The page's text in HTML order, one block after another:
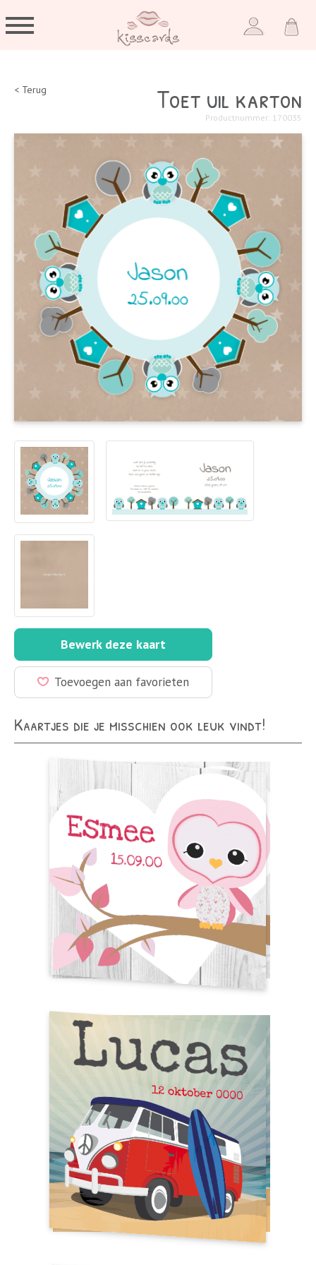
< Terug Toet uil karton
Productnummer: 170035
Bewerk deze kaart
Toevoegen aan favorieten
Kaartjes die je misschien ook leuk vindt!